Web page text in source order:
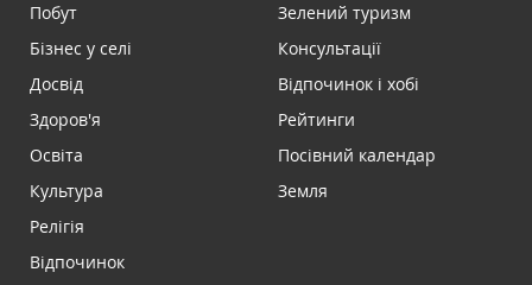
Побут
Бізнес у селі
Досвід
Здоров'я
Освіта
Культура
Релігія
Відпочинок
Зелений туризм
Консультації
Відпочинок і хобі
Рейтинги
Посівний календар
Земля